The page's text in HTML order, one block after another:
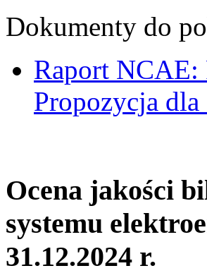
Dokumenty do
Raport NCAE:
Propozycja dla
Ocena jakości
systemu
31.12.2024 r.